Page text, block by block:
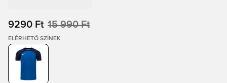
9290 Ft 15 990 Ft
ELÉRHETŐ SZÍNEK